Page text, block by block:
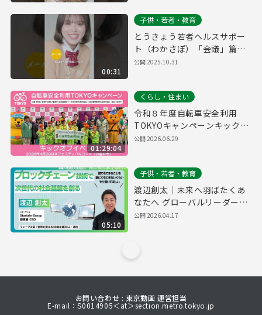
00:31
子供・若者・教育
とうきょう若者ヘルスサポー
ト（わかさぽ）「会議」篇
30秒縦型
公開2025.10.31
01:29:04
くらし・住まい
令和８年度自転車安全利用
TOKYOキャンペーンキックオ
フイベント
公開2026.06.29
05:10
子供・若者・教育
渡辺創太｜未来へ羽ばたくあ
なたへ グローバルリーダーイ
ンタビュー
公開2026.04.17
お問い合わせ : 東京動画 運営担当
E-mail：S0014905＜at＞section.metro.tokyo.jp